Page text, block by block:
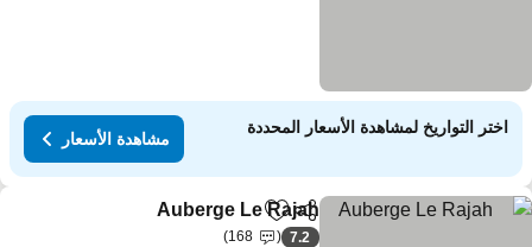
اختر التواريخ لمشاهدة الأسعار المحددة
مشاهدة الأسعار
مشاركةAdd to favorites
Auberge Le Rajah
7.2
168